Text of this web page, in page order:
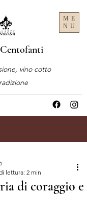
ME
NU
Centofanti
vino cotto
di coraggio e
lettura: 2 min